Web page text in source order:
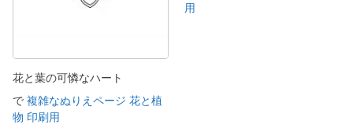
花と葉の可憐なハート
で 複雑なぬりえページ 花と植
物 印刷用
用